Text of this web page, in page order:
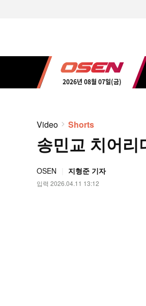
2026년 08월 07일(금)
Video Shorts
송민교 치어리
OSEN 지형준 기자
입력 2026.04.11 13:12